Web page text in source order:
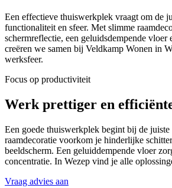
Een effectieve thuiswerkplek vraagt om de
functionaliteit en sfeer. Met slimme
schermreflectie, een geluidsdempende
creëren we samen bij Veldkamp Wonen in
werksfeer.
Focus op productiviteit
Werk prettiger en
Een goede thuiswerkplek begint bij de juiste
raamdecoratie voorkom je hinderlijke
beeldscherm. Een geluiddempende vloer
concentratie. In Wezep vind je alle
Vraag advies aan